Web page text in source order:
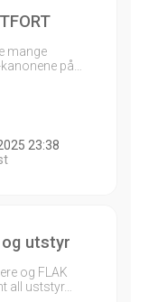
mange
på…
23:38
og utstyr
og FLAK
all uststyr…